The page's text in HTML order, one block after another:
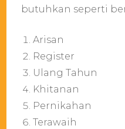
butuhkan seperti
Arisan
Register
Ulang Tahun
Khitanan
Pernikahan
Terawaih